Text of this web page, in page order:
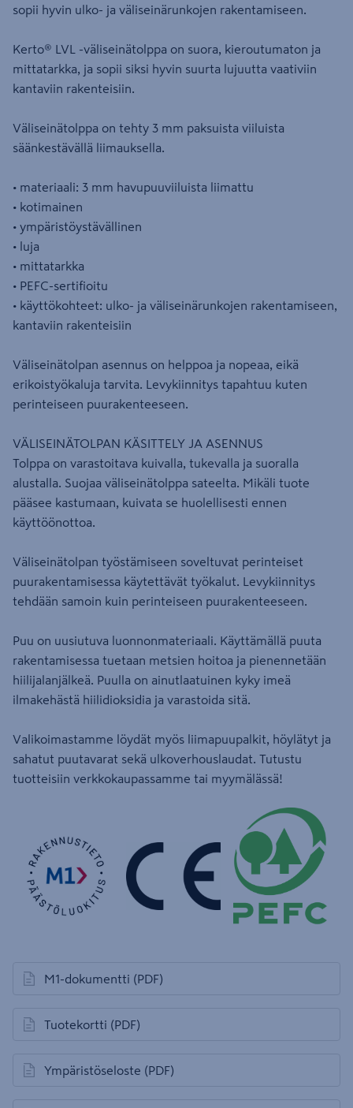
sopii hyvin ulko- ja väliseinärunkojen rakentamiseen.
Kerto® LVL -väliseinätolppa on suora, kieroutumaton ja
mittatarkka, ja sopii siksi hyvin suurta lujuutta vaativiin
kantaviin rakenteisiin.
Väliseinätolppa on tehty 3 mm paksuista viiluista
säänkestävällä liimauksella.
• materiaali: 3 mm havupuuviiluista liimattu
• kotimainen
• ympäristöystävällinen
• luja
• mittatarkka
• PEFC-sertifioitu
• käyttökohteet: ulko- ja väliseinärunkojen rakentamiseen,
kantaviin rakenteisiin
Väliseinätolpan asennus on helppoa ja nopeaa, eikä
erikoistyökaluja tarvita. Levykiinnitys tapahtuu kuten
perinteiseen puurakenteeseen.
VÄLISEINÄTOLPAN KÄSITTELY JA ASENNUS
Tolppa on varastoitava kuivalla, tukevalla ja suoralla
alustalla. Suojaa väliseinätolppa sateelta. Mikäli tuote
pääsee kastumaan, kuivata se huolellisesti ennen
käyttöönottoa.
Väliseinätolpan työstämiseen soveltuvat perinteiset
puurakentamisessa käytettävät työkalut. Levykiinnitys
tehdään samoin kuin perinteiseen puurakenteeseen.
Puu on uusiutuva luonnonmateriaali. Käyttämällä puuta
rakentamisessa tuetaan metsien hoitoa ja pienennetään
hiilijalanjälkeä. Puulla on ainutlaatuinen kyky imeä
ilmakehästä hiilidioksidia ja varastoida sitä.
Valikoimastamme löydät myös liimapuupalkit, höylätyt ja
sahatut puutavarat sekä ulkoverhouslaudat. Tutustu
tuotteisiin verkkokaupassamme tai myymälässä!
M1-dokumentti (PDF)
avautuu uuteen välilehteen
Tuotekortti (PDF)
avautuu uuteen välilehteen
Ympäristöseloste (PDF)
avautuu uuteen välilehteen